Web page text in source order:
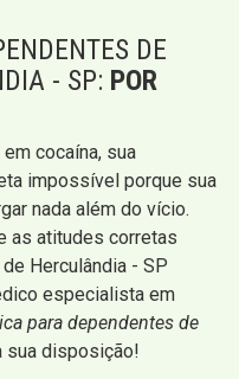
DE
- SP: POR
cocaína, sua
impossível porque sua
nada além do vício.
as atitudes corretas
Herculândia - SP
especialista em
para dependentes de
sua disposição!